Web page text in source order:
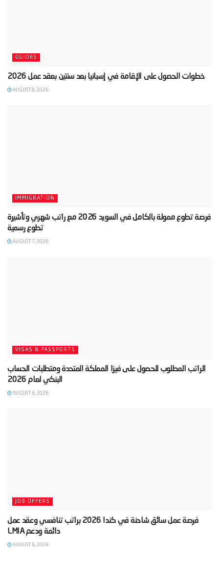
GUIDES
‫خطوات الحصول على الإقامة في إسبانيا بعد سنتين بعقد عمل 2026‬
AUGUST 8, 2026
IMMIGRATION
‫فرصة تطوع ممولة بالكامل في السويد 2026 مع راتب شهري وتأشيرة
تطوع رسمية‬
AUGUST 7, 2026
VISAS & PASSPORTS
‫الراتب المطلوب للحصول على فيزا المملكة المتحدة ومتطلبات الحساب
AUGUST 6, 2026
JOB OFFERS
‫فرصة عمل سائق شاحنة في كندا 2026 براتب تنافسي وعقد عمل
دائمة ودعم LMIA‬
AUGUST 6, 2026